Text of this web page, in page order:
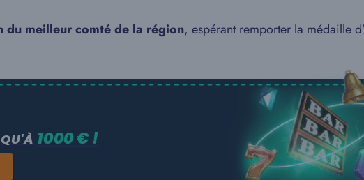
du meilleur comté de la région, espérant remporter la médaille
1000 € !